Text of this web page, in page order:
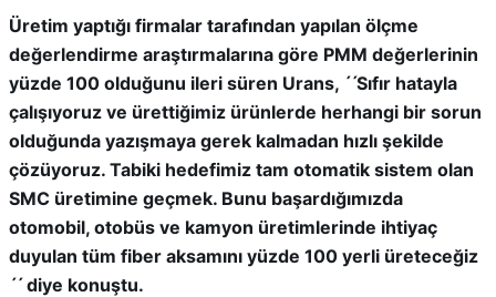
Üretim yaptığı firmalar tarafından yapılan ölçme
değerlendirme araştırmalarına göre PMM değerlerinin
yüzde 100 olduğunu ileri süren Urans, ˊˊSıfır hatayla
çalışıyoruz ve ürettiğimiz ürünlerde herhangi bir sorun
olduğunda yazışmaya gerek kalmadan hızlı şekilde
çözüyoruz. Tabiki hedefimiz tam otomatik sistem olan
SMC üretimine geçmek. Bunu başardığımızda
otomobil, otobüs ve kamyon üretimlerinde ihtiyaç
duyulan tüm fiber aksamını yüzde 100 yerli üreteceğiz
ˊˊ diye konuştu.